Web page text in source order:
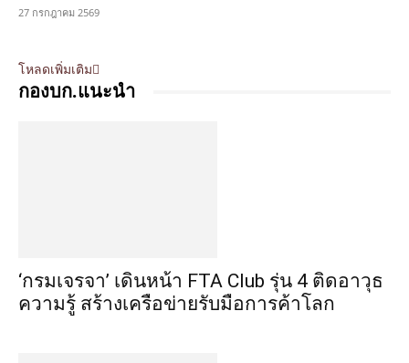
27 กรกฎาคม 2569
โหลดเพิ่มเติม
กองบก.แนะนำ
‘กรมเจรจา’ เดินหน้า FTA Club รุ่น 4 ติดอาวุธ
ความรู้ สร้างเครือข่ายรับมือการค้าโลก